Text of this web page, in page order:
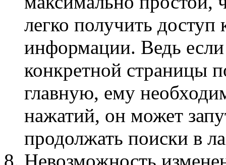
легко получить
информации. Ведь если
конкретной страницы
главную, ему
нажатий, он может
продолжать поиски в
Невозможность